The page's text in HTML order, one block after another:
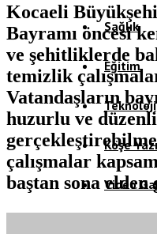
Sağlık
Eğitim
Teknoloji
Köşe
Video
Kocaeli
Bayramı öncesi
ve şehitliklerde
temizlik
Vatandaşların
huzurlu ve
çalışmalar
baştan sona